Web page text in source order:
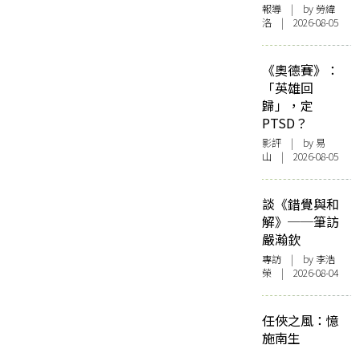
報導 | by 勞緯
洛 | 2026-08-05
《奧德賽》：
「英雄回
歸」，定
PTSD？
影評 | by 易
山 | 2026-08-05
談《錯覺與和
解》──筆訪
嚴瀚欽
專訪 | by 李浩
榮 | 2026-08-04
任俠之風：憶
施南生